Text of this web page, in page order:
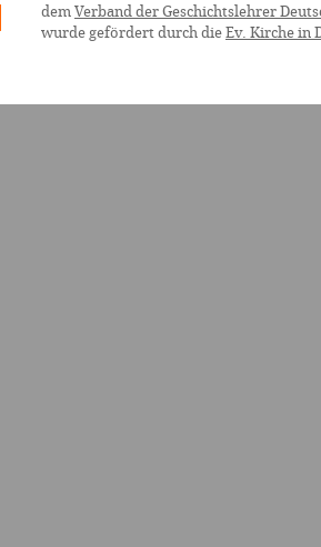
dem Verband der Geschichtslehrer
wurde gefördert durch die Ev. Kirche in